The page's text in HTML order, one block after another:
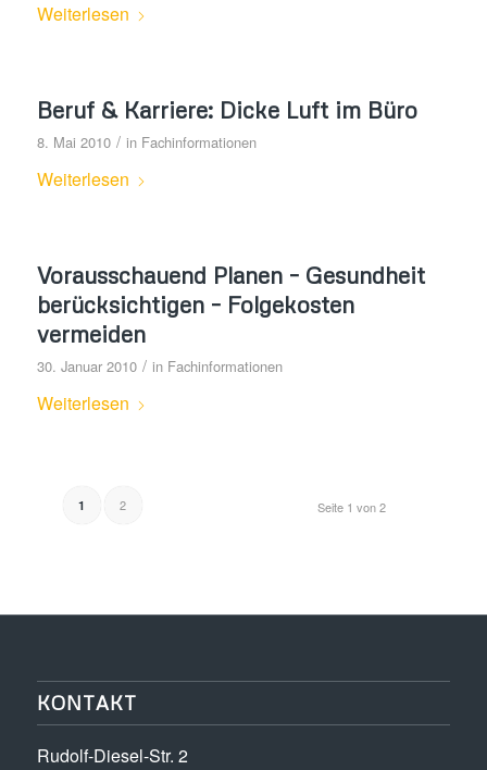
Weiterlesen
Beruf & Karriere: Dicke Luft im Büro
8. Mai 2010 / in Fachinformationen
Weiterlesen
Vorausschauend Planen – Gesundheit
berücksichtigen – Folgekosten
vermeiden
30. Januar 2010 / in Fachinformationen
Weiterlesen
Seite 1 von 2
1 2
KONTAKT
Rudolf-Diesel-Str. 2